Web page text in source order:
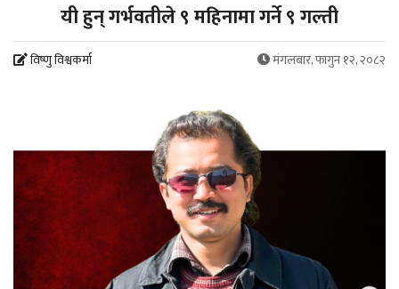
यी हुन् गर्भवतीले ९ महिनामा गर्ने ९ गल्ती
विष्णु विश्वकर्मा मंगलबार, फागुन १२, २०८२